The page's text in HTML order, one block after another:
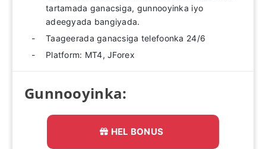
tartamada ganacsiga, gunnooyinka iyo
adeegyada bangiyada.
Taageerada ganacsiga telefoonka 24/6
Platform: MT4, JForex
Gunnooyinka:
HEL BONUS